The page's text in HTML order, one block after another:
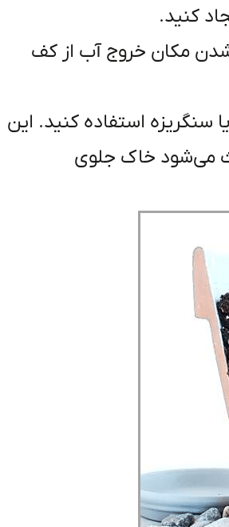
کنید.
مکان خروج آب از کف
استفاده کنید. این
می‌شود خاک جلوی